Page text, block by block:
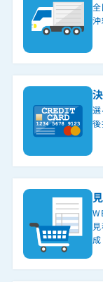
全
沖
選
後